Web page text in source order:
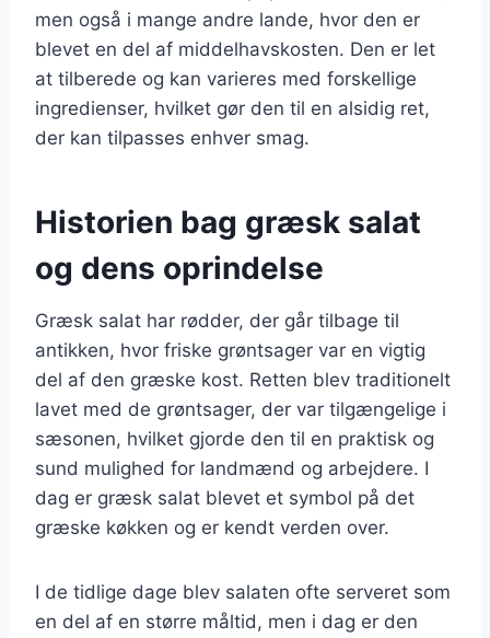
men også i mange andre lande, hvor den er
blevet en del af middelhavskosten. Den er let
at tilberede og kan varieres med forskellige
ingredienser, hvilket gør den til en alsidig ret,
der kan tilpasses enhver smag.
Historien bag græsk salat
og dens oprindelse
Græsk salat har rødder, der går tilbage til
antikken, hvor friske grøntsager var en vigtig
del af den græske kost. Retten blev traditionelt
lavet med de grøntsager, der var tilgængelige i
sæsonen, hvilket gjorde den til en praktisk og
sund mulighed for landmænd og arbejdere. I
dag er græsk salat blevet et symbol på det
græske køkken og er kendt verden over.
I de tidlige dage blev salaten ofte serveret som
en del af en større måltid, men i dag er den